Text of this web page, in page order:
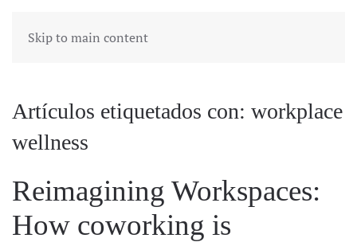
Skip to main content
Artículos etiquetados con: workplace
wellness
Reimagining Workspaces:
How coworking is